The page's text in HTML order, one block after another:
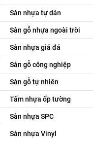
Sàn nhựa tự dán
Sàn gỗ nhựa ngoài trời
Sàn nhựa giả đá
Sàn gỗ công nghiệp
Sàn gỗ tự nhiên
Tấm nhựa ốp tường
Sàn nhựa SPC
Sàn nhựa Vinyl